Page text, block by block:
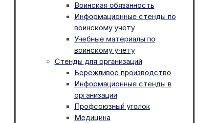
Воинская обязанность
Информационные стенды по
воинскому учету
Учебные материалы по
воинскому учету
Стенды для организаций
Бережливое производство
Информационные стенды в
организации
Профсоюзный уголок
Медицина